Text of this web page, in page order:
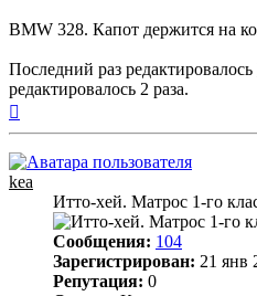
BMW 328. Капот держится на
Последний раз редактировалось
редактировалось 2 раза.
kea
Итто-хей. Матрос 1-го
Сообщения: 104
Зарегистрирован: 21 янв
Репутация: 0